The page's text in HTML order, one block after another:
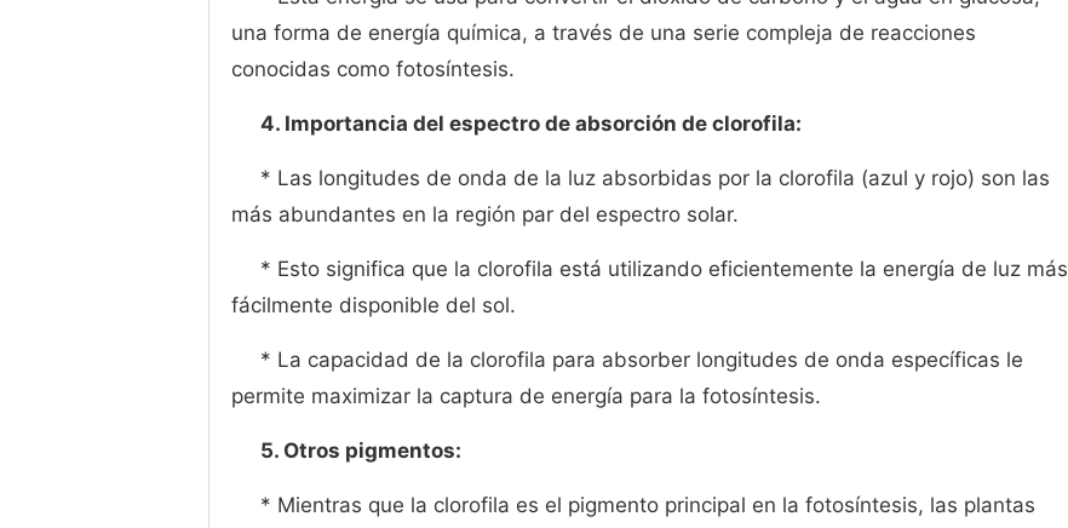
una forma de energía química, a través de una serie compleja de reacciones
conocidas como fotosíntesis.
4. Importancia del espectro de absorción de clorofila:
* Las longitudes de onda de la luz absorbidas por la clorofila (azul y rojo) son las
más abundantes en la región par del espectro solar.
* Esto significa que la clorofila está utilizando eficientemente la energía de luz más
fácilmente disponible del sol.
* La capacidad de la clorofila para absorber longitudes de onda específicas le
permite maximizar la captura de energía para la fotosíntesis.
5. Otros pigmentos:
* Mientras que la clorofila es el pigmento principal en la fotosíntesis, las plantas